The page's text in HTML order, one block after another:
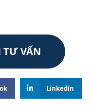
TƯ VẤN
Linkedin